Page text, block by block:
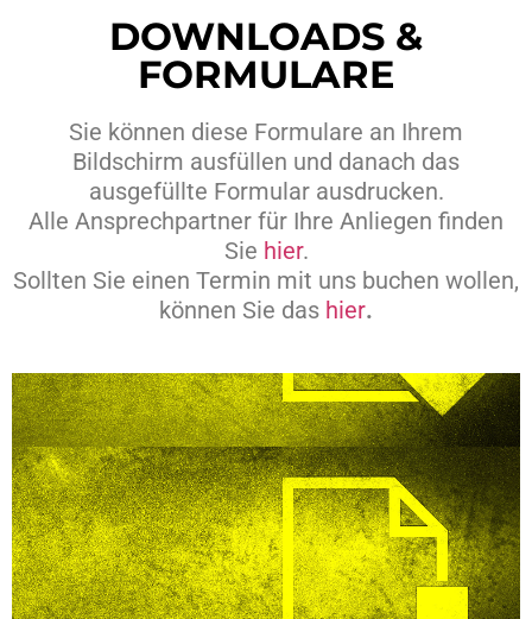
DOWNLOADS &
FORMULARE
Sie können diese Formulare an Ihrem
Bildschirm ausfüllen und danach das
ausgefüllte Formular ausdrucken.
Alle Ansprechpartner für Ihre Anliegen finden
Sie hier.
Sollten Sie einen Termin mit uns buchen wollen,
können Sie das hier.